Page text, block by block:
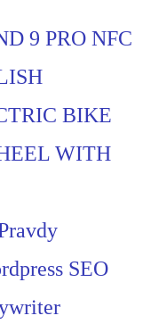
9 PRO NFC
BIKE
WITH
SEO